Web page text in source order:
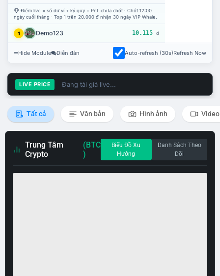
Điểm live = số dư ví + ký quỹ + PnL chưa chốt · Chốt 12:00
ngày cuối tháng · Top 1 trên 20.000 đ nhận 30 ngày VIP Whale.
1 Demo123 10.115 đ
Hide Module Diễn đàn Auto-refresh (30s)Refresh Now
LIVE PRICE Đang tải giá live...
Tất cả Văn bản Hình ảnh Video
Trung Tâm
Crypto
(BTC
)
Biểu Đồ Xu
Hướng
Danh Sách Theo
Dõi